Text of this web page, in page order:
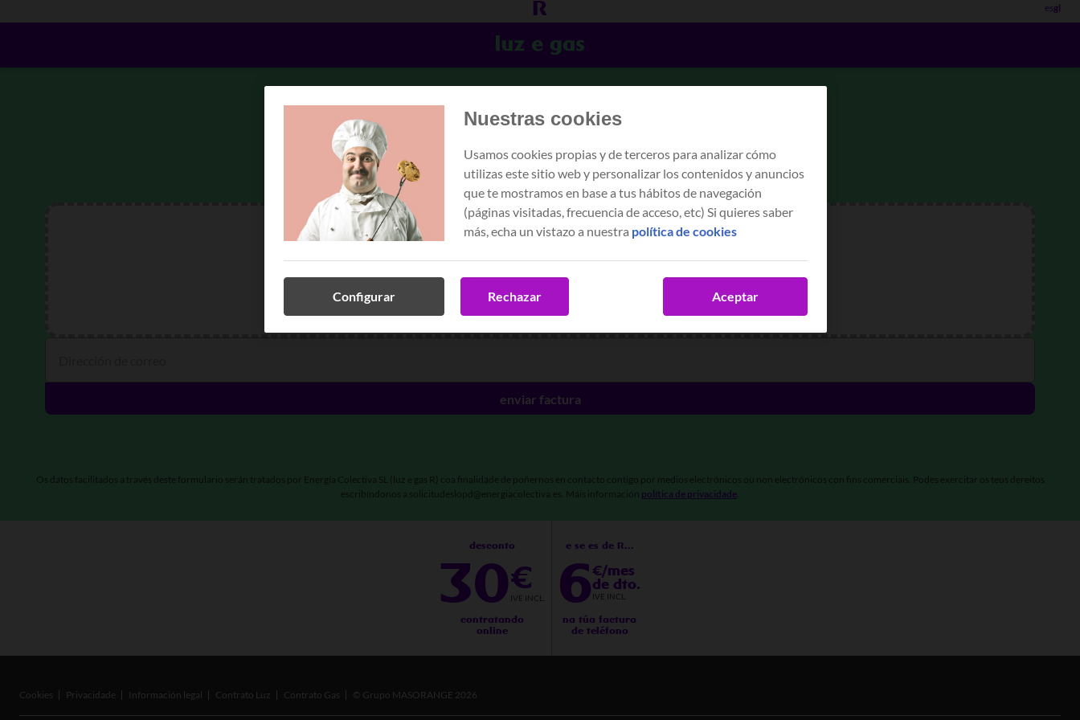
esgl
Queres reducir a túa factura da luz?
Arrastra ou sube aquí a túa factura.
Enviar factura
Os datos facilitados a través deste formulario serán tratados por Energía Colectiva SL (luz e gas R) coa finalidade de poñernos en contacto contigo por medios electrónicos ou non electrónicos con fins comerciais. Podes exercitar os teus dereitos
escribíndonos a solicitudeslopd@energiacolectiva.es. Máis información política de privacidade.
desconto
30€
IVE INCL.
contratando
online
e se es de R...
6€/mes
de dto.
IVE INCL.
na túa factura
de teléfono
Cookies Privacidade Información legal Contrato Luz Contrato Gas © Grupo MASORANGE 2026
Nuestras cookies
Usamos cookies propias y de terceros para analizar cómo
utilizas este sitio web y personalizar los contenidos y anuncios
que te mostramos en base a tus hábitos de navegación
(páginas visitadas, frecuencia de acceso, etc) Si quieres saber
más, echa un vistazo a nuestra política de cookies
Rechazar Aceptar
Configurar